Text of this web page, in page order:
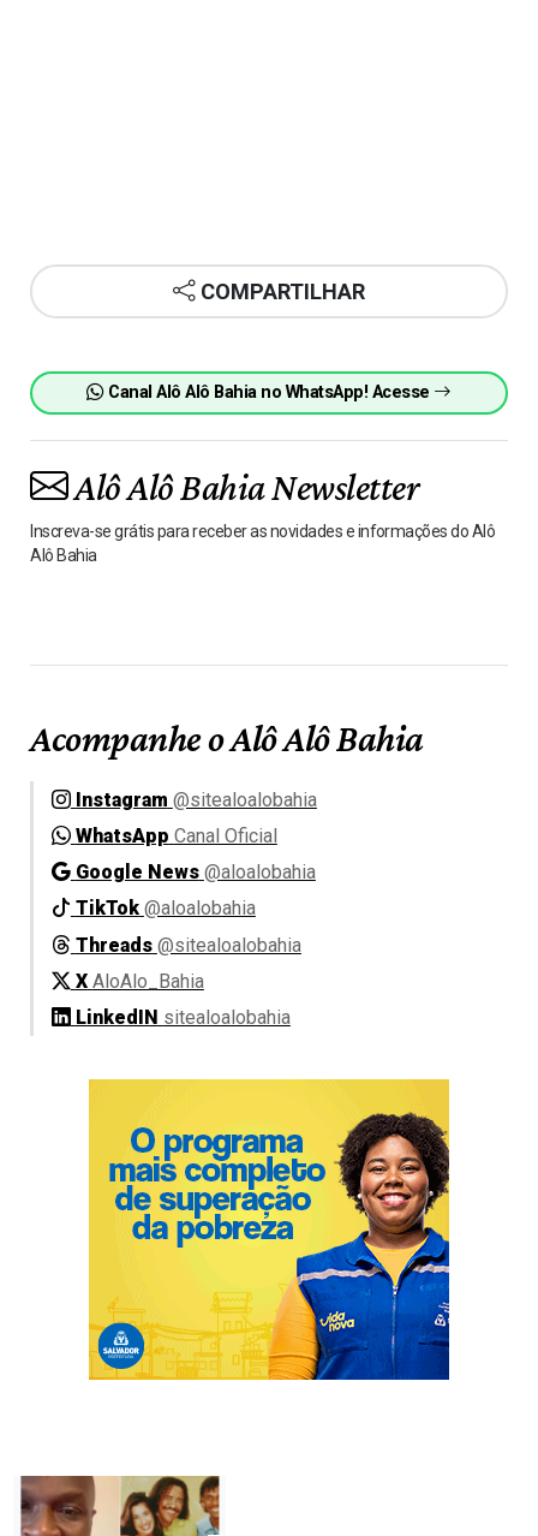
COMPARTILHAR
Canal Alô Alô Bahia no WhatsApp! Acesse
Alô Alô Bahia Newsletter
Inscreva-se grátis para receber as novidades e informações do Alô
Alô Bahia
Acompanhe o Alô Alô Bahia
Instagram @sitealoalobahia
WhatsApp Canal Oficial
Google News @aloalobahia
TikTok @aloalobahia
Threads @sitealoalobahia
X AloAlo_Bahia
LinkedIN sitealoalobahia